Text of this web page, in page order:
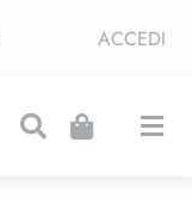
ACCEDI